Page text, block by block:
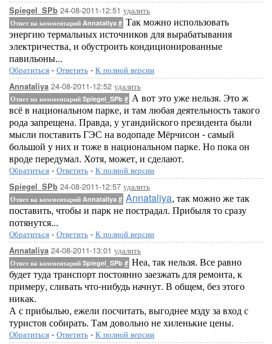
Spiegel_SPb 24-08-2011-12:51 удалить
Ответ на комментарий Annataliya # Так можно использовать
энергию термальных источников для вырабатывания
электричества, и обустроить кондиционированные
павильоны...
Обратиться - Ответить - К полной версии
Annataliya 24-08-2011-12:52 удалить
Ответ на комментарий Spiegel_SPb # А вот это уже нельзя. Это ж
всё в национальном парке, и там любая деятельность такого
рода запрещена. Правда, у угандийского президента были
мысли поставить ГЭС на водопаде Мёрчисон - самый
большой у них и тоже в национальном парке. Но пока он
вроде передумал. Хотя, может, и сделают.
Обратиться - Ответить - К полной версии
Spiegel_SPb 24-08-2011-12:57 удалить
Ответ на комментарий Annataliya # Annataliya, так можно же так
поставить, чтобы и парк не пострадал. Прибыля то сразу
потянутся...
Обратиться - Ответить - К полной версии
Annataliya 24-08-2011-13:01 удалить
Ответ на комментарий Spiegel_SPb # Неа, так нельзя. Все равно
будет туда транспорт постоянно заезжать для ремонта, к
примеру, сливать что-нибудь начнут. В общем, без этого
никак.
А с прибылью, ежели посчитать, выгоднее мзду за вход с
туристов собирать. Там довольно не хиленькие цены.
Обратиться - Ответить - К полной версии